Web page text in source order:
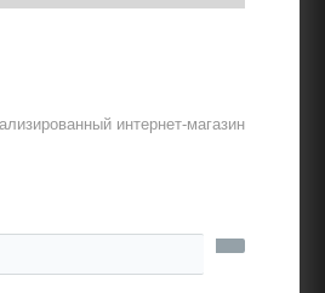
интернет-магазин